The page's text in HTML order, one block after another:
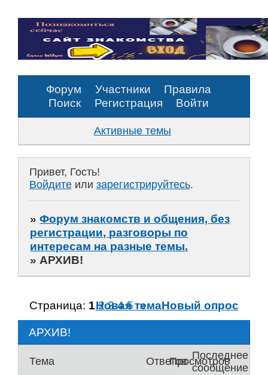
Форум Участники
Правила
Поиск
Регистрация Войти
Активные темы
Привет, Гость!
Войдитеили зарегистрируйтесь.
»Форум знакомств и общения, без
регистрации, разговоры по
интересам на разные темы.
» АРХИВ!
АРХИВ!
Страница: 1 2 3 4 5 »
Новая темаНовый опрос
Тема ОтветовПросмотров
Последнее
сообщение